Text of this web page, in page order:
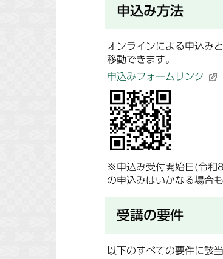
申込み方法
オンラインによる申込み
移動できます。
申込みフォームリンク
※申込み受付開始日(令和
の申込みはいかなる場合
受講の要件
以下のすべての要件に該